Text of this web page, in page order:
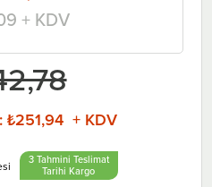
+ KDV
: ₺251,94 + KDV
3 Tahmini Teslimat
Tarihi